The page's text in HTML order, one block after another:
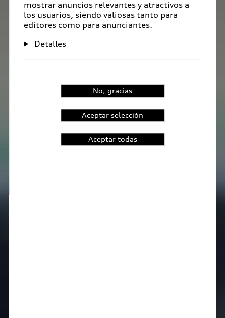
mostrar anuncios relevantes y atractivos a
los usuarios, siendo valiosas tanto para
editores como para anunciantes.
Detalles
No, gracias
Aceptar selección
Aceptar todas